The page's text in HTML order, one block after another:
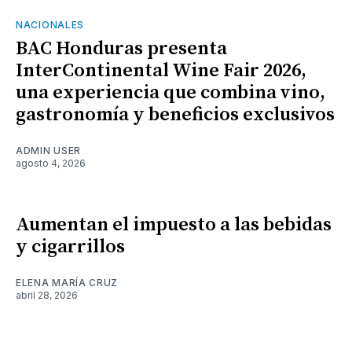
NACIONALES
BAC Honduras presenta
InterContinental Wine Fair 2026,
una experiencia que combina vino,
gastronomía y beneficios exclusivos
ADMIN USER
agosto 4, 2026
Aumentan el impuesto a las bebidas
y cigarrillos
ELENA MARÍA CRUZ
abril 28, 2026